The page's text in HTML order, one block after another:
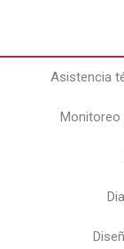
Asistencia